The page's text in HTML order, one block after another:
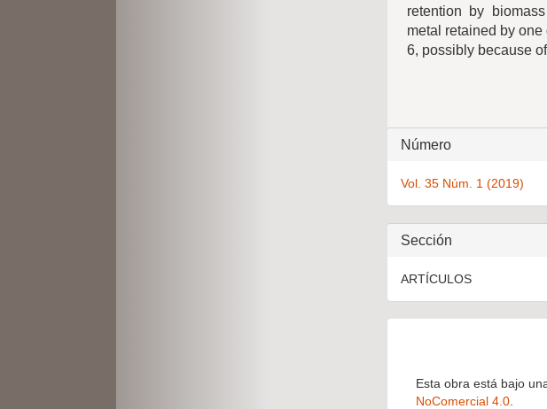
retention by
metal retained by
6, possibly because
Detalles
artículo
Número
Vol. 35 Núm. 1 (2019)
Sección
ARTÍCULOS
Esta obra está bajo
NoComercial 4.0.